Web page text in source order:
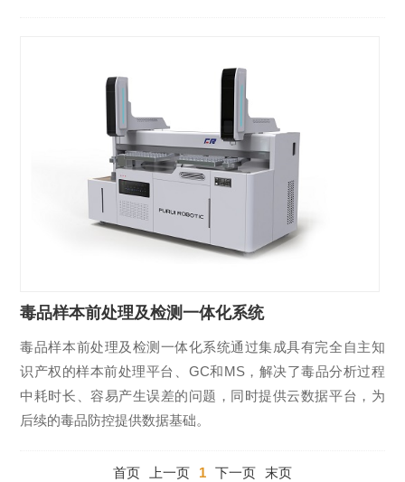
毒品样本前处理及检测一体化系统
毒品样本前处理及检测一体化系统通过集成具有完全自主知
识产权的样本前处理平台、GC和MS，解决了毒品分析过程
中耗时长、容易产生误差的问题，同时提供云数据平台，为
后续的毒品防控提供数据基础。
首页 上一页 1 下一页 末页